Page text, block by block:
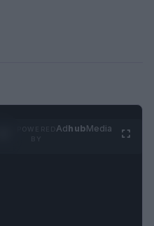
AdhubMedia